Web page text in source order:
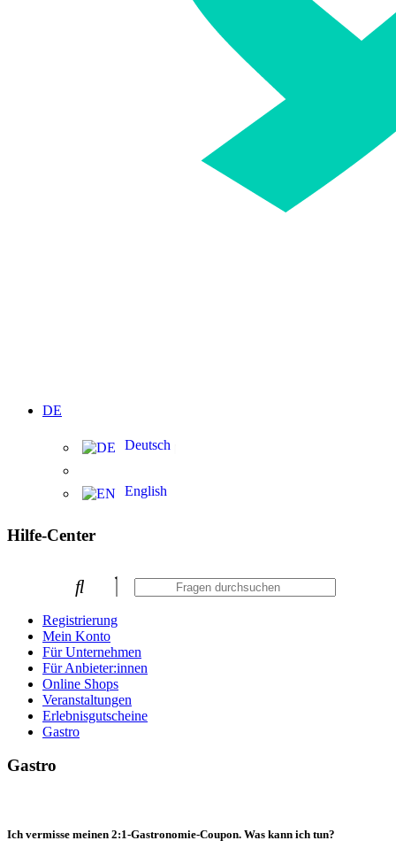
DE
Deutsch
English
Hilfe-Center
Registrierung
Mein Konto
Für Unternehmen
Für Anbieter:innen
Online Shops
Veranstaltungen
Erlebnisgutscheine
Gastro
Gastro
Ich vermisse meinen 2:1-Gastronomie-Coupon. Was kann ich tun?